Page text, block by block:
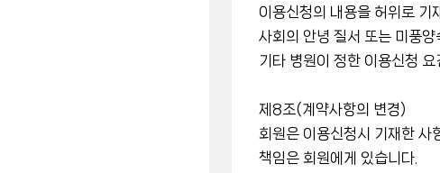
이용신청의 내용을 허위로 기
사회의 안녕 질서 또는 미풍
기타 병원이 정한 이용신청 요
제8조(계약사항의 변경)
회원은 이용신청시 기재한 사
책임은 회원에게 있습니다.